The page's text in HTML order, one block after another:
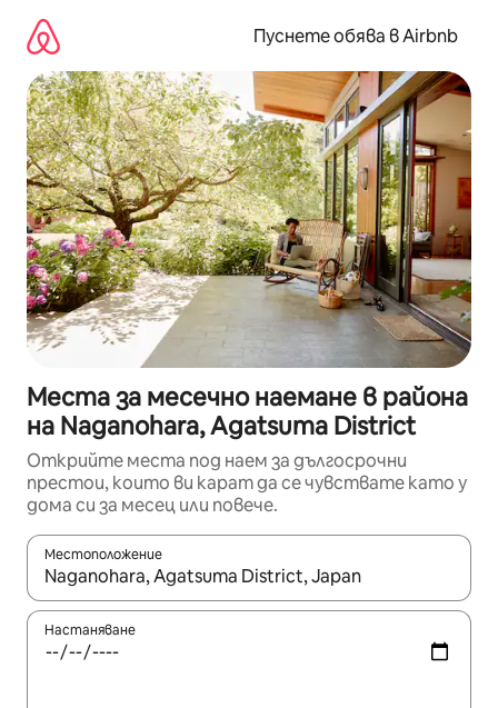
съдържанието
Пуснете обява в Airbnb
Места за месечно наемане в района
на Naganohara, Agatsuma District
Открийте места под наем за дългосрочни
престои, които ви карат да се чувствате като у
дома си за месец или повече.
Местоположение
Когато резултатите се покажат, използвайте
Настаняване